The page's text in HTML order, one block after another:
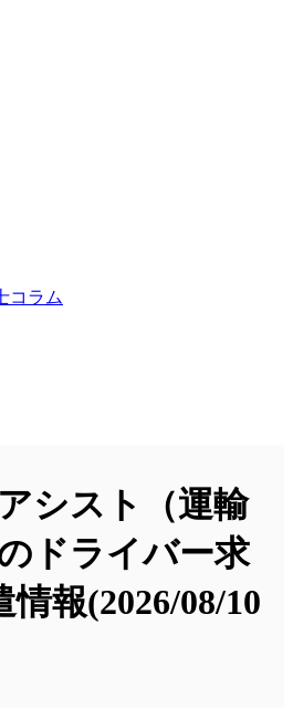
コラム
シスト（運輸
ドライバー求
情報(2026/08/10